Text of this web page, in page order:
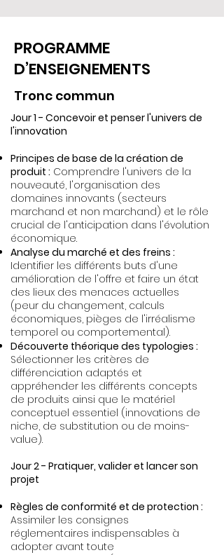
PROGRAMME
D’ENSEIGNEMENTS
Tronc commun
Jour 1 - Concevoir et penser l'univers de
l'innovation
Principes de base de la création de
produit : Comprendre l'univers de la
nouveauté, l'organisation des
domaines innovants (secteurs
marchand et non marchand) et le rôle
crucial de l'anticipation dans l'évolution
économique.
Analyse du marché et des freins :
Identifier les différents buts d'une
amélioration de l'offre et faire un état
des lieux des menaces actuelles
(peur du changement, calculs
économiques, pièges de l'irréalisme
temporel ou comportemental).
Découverte théorique des typologies :
Sélectionner les critères de
différenciation adaptés et
appréhender les différents concepts
de produits ainsi que le matériel
conceptuel essentiel (innovations de
niche, de substitution ou de moins-
value).
Jour 2 - Pratiquer, valider et lancer son
projet
Règles de conformité et de protection :
Assimiler les consignes
réglementaires indispensables à
adopter avant toute